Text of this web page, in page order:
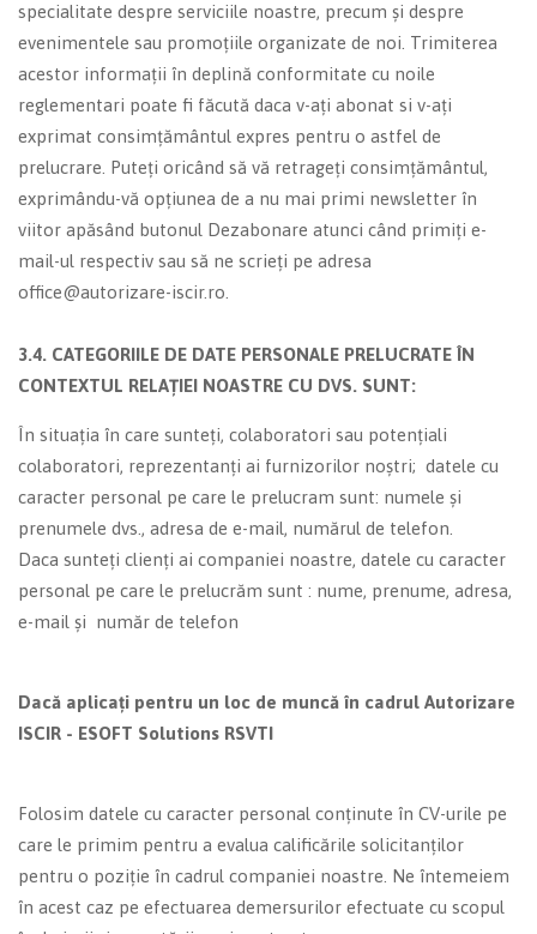
specialitate despre serviciile noastre, precum și despre
evenimentele sau promoțiile organizate de noi. Trimiterea
acestor informații în deplină conformitate cu noile
reglementari poate fi făcută daca v-ați abonat si v-ați
exprimat consimțământul expres pentru o astfel de
prelucrare. Puteți oricând să vă retrageți consimțământul,
exprimându-vă opțiunea de a nu mai primi newsletter în
viitor apăsând butonul Dezabonare atunci când primiți e-
mail-ul respectiv sau să ne scrieți pe adresa
office@autorizare-iscir.ro.
3.4. CATEGORIILE DE DATE PERSONALE PRELUCRATE ÎN
CONTEXTUL RELAȚIEI NOASTRE CU DVS. SUNT:
În situația în care sunteți, colaboratori sau potențiali
colaboratori, reprezentanți ai furnizorilor noștri; datele cu
caracter personal pe care le prelucram sunt: numele și
prenumele dvs., adresa de e-mail, numărul de telefon.
Daca sunteți clienți ai companiei noastre, datele cu caracter
personal pe care le prelucrăm sunt : nume, prenume, adresa,
e-mail și număr de telefon
Dacă aplicați pentru un loc de muncă în cadrul Autorizare
ISCIR - ESOFT Solutions RSVTI
Folosim datele cu caracter personal conținute în CV-urile pe
care le primim pentru a evalua calificările solicitanților
pentru o poziție în cadrul companiei noastre. Ne întemeiem
în acest caz pe efectuarea demersurilor efectuate cu scopul